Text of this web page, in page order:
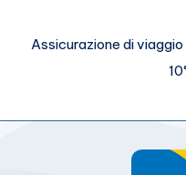
Assicurazione di